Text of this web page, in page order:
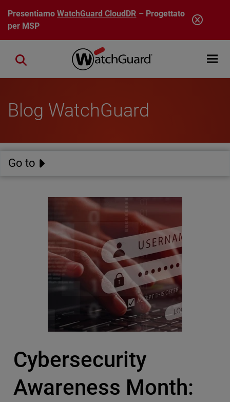
Salta al contenuto principale
PresentiamoWatchGuard CloudDR – Progettato
per MSP
Open
Close search
Blog WatchGuard
Go to
Cybersecurity
Awareness Month: